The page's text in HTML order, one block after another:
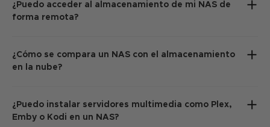
¿Puedo acceder al almacenamiento de mi NAS de
forma remota?
¿Cómo se compara un NAS con el almacenamiento
en la nube?
¿Puedo instalar servidores multimedia como Plex,
Emby o Kodi en un NAS?